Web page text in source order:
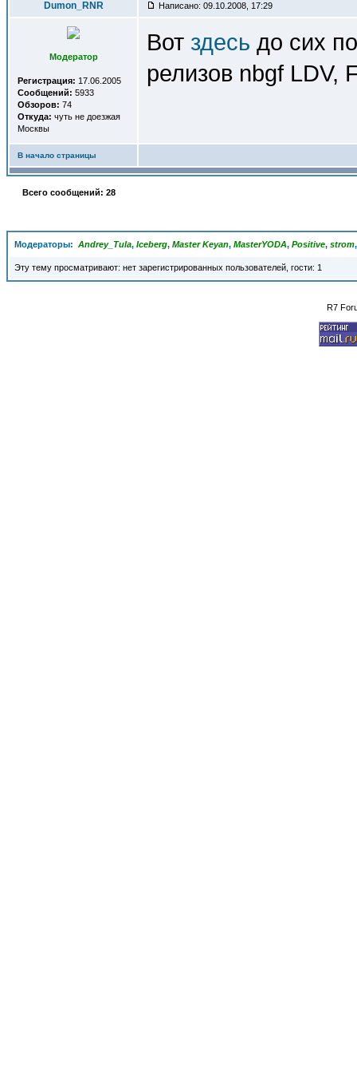
Dumon_RNR Написано: 09.10.2008, 17:29
Модератор
Регистрация: 17.06.2005
Сообщений: 5933
Обзоров: 74
Откуда: чуть не доезжая
Москвы
Вот здесь до сих
релизов nbgf LDV,
В начало страницы
Всего сообщений: 28
Модераторы: Andrey_Tula, Iceberg, Master Keyan, MasterYODA, Positive, strom
Эту тему просматривают: нет зарегистрированных пользователей, гости: 1
R7